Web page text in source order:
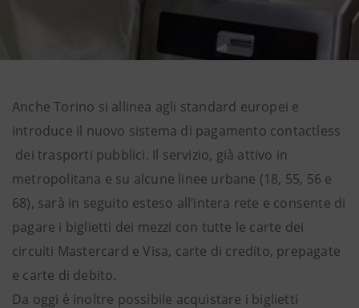
Anche Torino si allinea agli standard europei e
introduce il nuovo sistema di pagamento contactless
dei trasporti pubblici. Il servizio, già attivo in
metropolitana e su alcune linee urbane (18, 55, 56 e
68), sarà in seguito esteso all’intera rete e consente di
pagare i biglietti dei mezzi con tutte le carte dei
circuiti Mastercard e Visa, carte di credito, prepagate
e carte di debito.
Da oggi è inoltre possibile acquistare i biglietti